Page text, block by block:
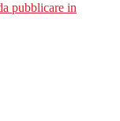
pubblicare in